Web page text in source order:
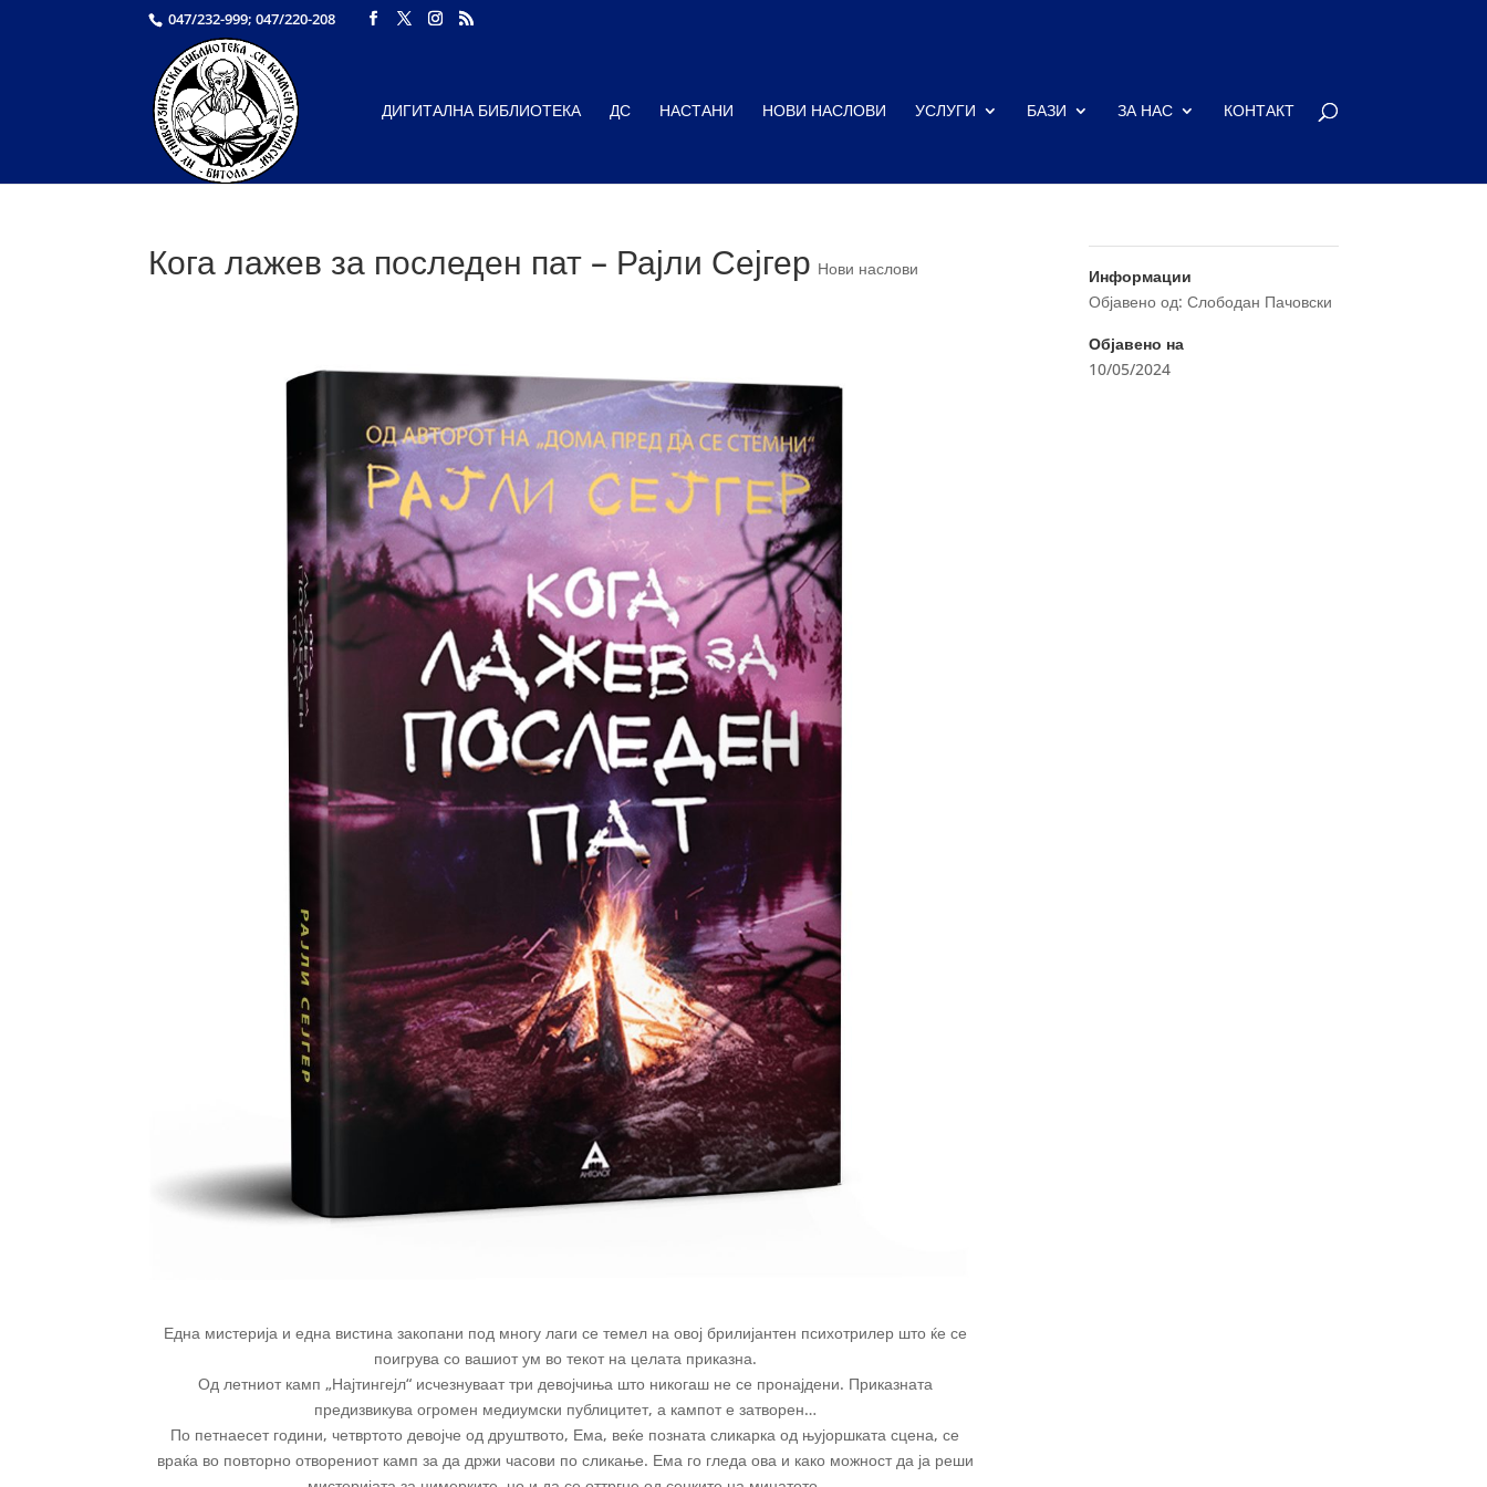
047/232-999; 047/220-208
ДИГИТАЛНА БИБЛИОТЕКА ДС НАСТАНИ НОВИ НАСЛОВИ УСЛУГИ БАЗИ ЗА НАС КОНТАКТ
Кога лажев за последен пат – Рајли Сејгер Нови наслови
Една мистерија и една вистина закопани под многу лаги се темел на овој брилијантен психотрилер што ќе се
поигрува со вашиот ум во текот на целата приказна.
Од летниот камп „Најтингејл“ исчезнуваат три девојчиња што никогаш не се пронајдени. Приказната
предизвикува огромен медиумски публицитет, а кампот е затворен…
По петнаесет години, четвртото девојче од друштвото, Ема, веќе позната сликарка од њујоршката сцена, се
враќа во повторно отворениот камп за да држи часови по сликање. Ема го гледа ова и како можност да ја реши
Информации
Објавено од: Слободан Пачовски
Објавено на
10/05/2024